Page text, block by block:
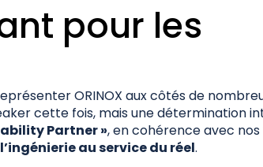
pour les
ORINOX aux côtés de
cette fois, mais une détermination
Partner », en cohérence avec
au service du réel.